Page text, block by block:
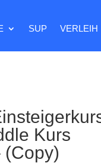
SUP VERLEIH
Kurs
(Copy)